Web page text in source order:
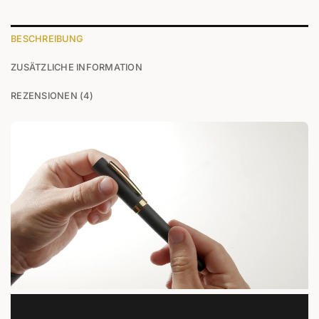
BESCHREIBUNG
ZUSÄTZLICHE INFORMATION
REZENSIONEN (4)